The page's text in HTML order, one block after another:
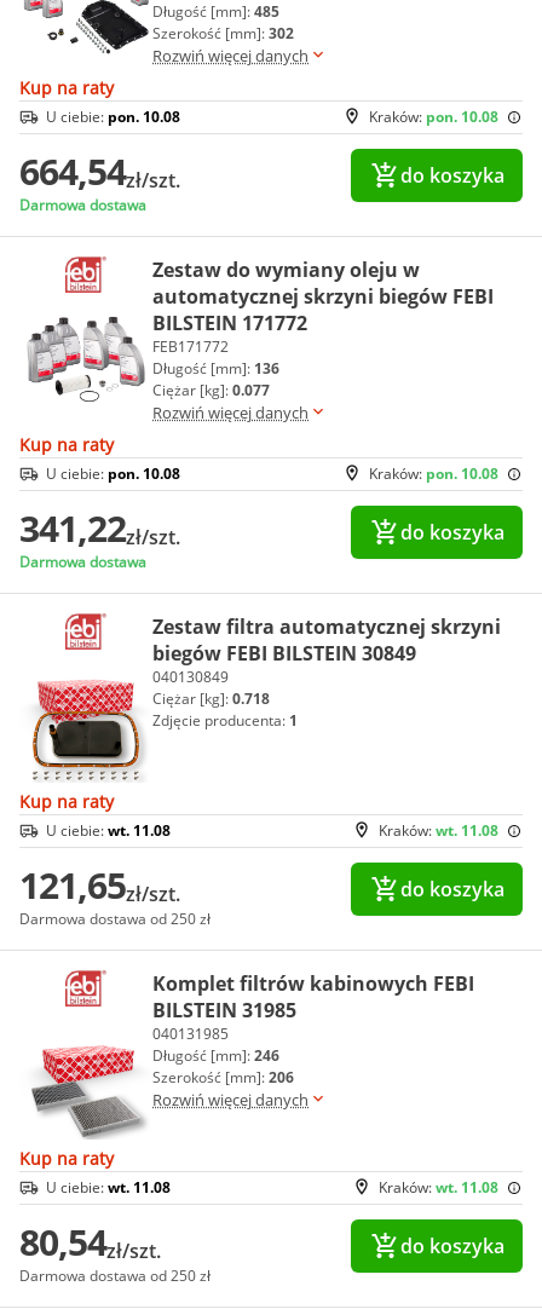
Długość [mm]:485
Szerokość [mm]:302
Rozwiń więcej danych
Kup na raty
Kraków: pon. 10.08
U ciebie: pon. 10.08
664,54zł/szt.
Darmowa dostawa
do koszyka
Zestaw do wymiany oleju w
automatycznej skrzyni biegów FEBI
BILSTEIN 171772
FEB171772
Długość [mm]: 136
Ciężar [kg]:0.077
Rozwiń więcej danych
Kup na raty
Kraków: pon. 10.08
U ciebie: pon. 10.08
341,22zł/szt.
Darmowa dostawa
do koszyka
Zestaw filtra automatycznej skrzyni
biegów FEBI BILSTEIN 30849
040130849
Ciężar [kg]:0.718
Zdjęcie producenta: 1
Kup na raty
Kraków:wt. 11.08
U ciebie:wt. 11.08
121,65zł/szt.
Darmowa dostawa od 250 zł
do koszyka
Komplet filtrów kabinowych FEBI
BILSTEIN 31985
040131985
Długość [mm]:246
Szerokość [mm]:206
Rozwiń więcej danych
Kup na raty
Kraków:wt. 11.08
U ciebie:wt. 11.08
80,54zł/szt.
Darmowa dostawa od 250 zł
do koszyka